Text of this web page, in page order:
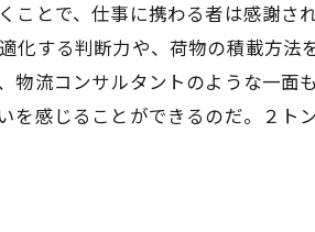
ことで、仕事に携わる者は感謝さ
化する判断力や、荷物の積載方
物流コンサルタントのような一
を感じることができるのだ。２